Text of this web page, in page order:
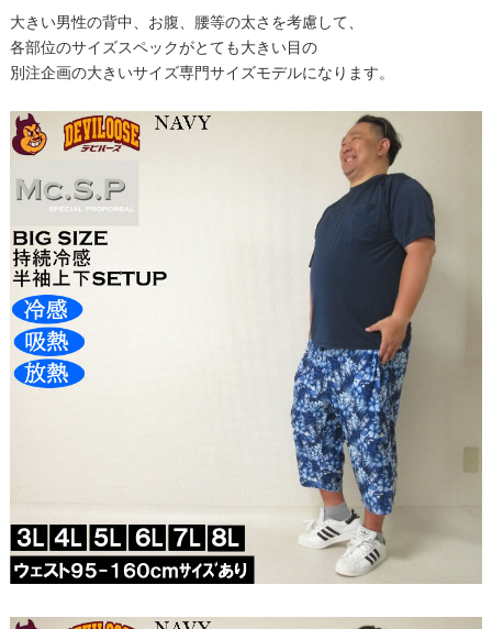
大きい男性の背中、お腹、腰等の太さを考慮して、
各部位のサイズスペックがとても大きい目の
別注企画の大きいサイズ専門サイズモデルになります。